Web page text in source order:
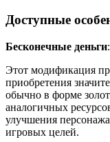
Доступные
Бесконечные деньги:
Этот модификация
приобретения
обычно в форме
аналогичных
улучшения
игровых целей.